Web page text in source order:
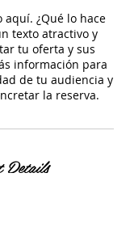
aquí. ¿Qué lo hace
texto atractivo y
tu oferta y sus
información para
de tu audiencia y
la reserva.
Details